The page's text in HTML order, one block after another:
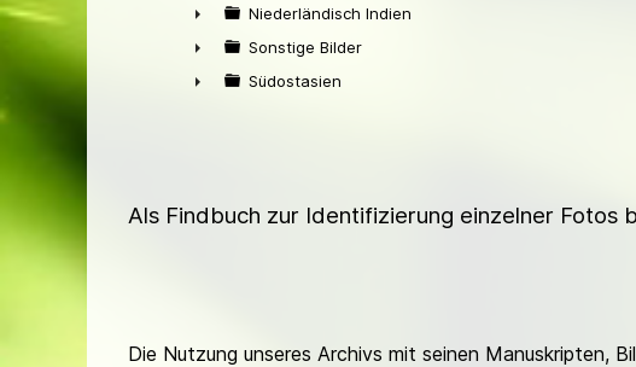
►
►
Niederländisch Indien
►
Sonstige Bilder
Südostasien
Als Findbuch zur Identifizierung einzelner Fotos
Die Nutzung unseres Archivs mit seinen Manuskripten,